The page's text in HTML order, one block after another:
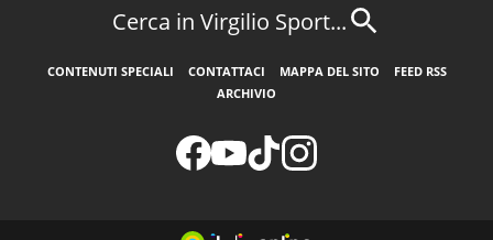
Cerca in Virgilio Sport...
CONTENUTI SPECIALI CONTATTACI MAPPA DEL SITO
FEED RSS
ARCHIVIO